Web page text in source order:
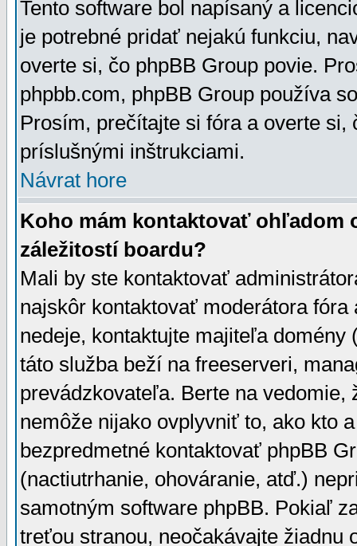
Tento software bol napísaný a
je potrebné pridať nejakú funkciu,
overte si, čo phpBB Group povie.
phpbb.com, phpBB Group používa
Prosím, prečítajte si fóra a overte
príslušnými inštrukciami.
Návrat hore
Koho mám kontaktovať ohľadom
záležitostí boardu?
Mali by ste kontaktovať
najskôr kontaktovať moderátora
nedeje, kontaktujte majiteľa
táto služba beží na freeserveri,
prevádzkovateľa. Berte na
nemôže nijako ovplyvniť to, ako kto
bezpredmetné kontaktovať phpBB
(nactiutrhanie, ohováranie, atď.)
samotným software phpBB. Pokiaľ
treťou stranou, neočakávajte žiadnu